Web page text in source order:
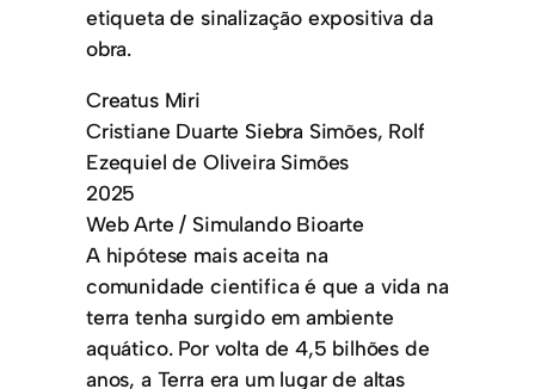
etiqueta de sinalização expositiva da
obra.
Creatus Miri
Cristiane Duarte Siebra Simões, Rolf
Ezequiel de Oliveira Simões
2025
Web Arte / Simulando Bioarte
A hipótese mais aceita na
comunidade cientifica é que a vida na
terra tenha surgido em ambiente
aquático. Por volta de 4,5 bilhões de
anos, a Terra era um lugar de altas